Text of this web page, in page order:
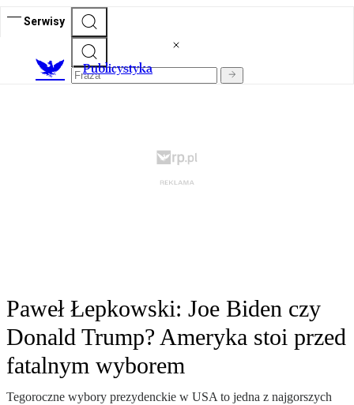
Serwisy
Publicystyka
Paweł Łepkowski: Joe Biden czy
Donald Trump? Ameryka stoi przed
fatalnym wyborem
Tegoroczne wybory prezydenckie w USA to jedna z najgorszych